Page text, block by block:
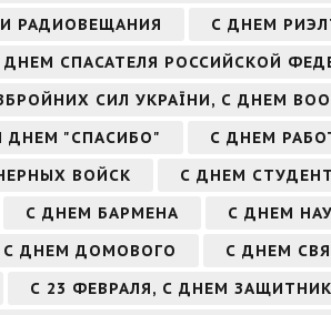
РАДИОВЕЩАНИЯ
С ДНЕМ
ДНЕМ СПАСАТЕЛЯ РОССИЙСКОЙ
СИЛ УКРАЇНИ, С ДНЕМ
ДНЕМ "СПАСИБО" С ДНЕМ
ВОЙСК С ДНЕМ
С ДНЕМ БАРМЕНА С ДНЕМ
С ДНЕМ ДОМОВОГО С ДНЕМ
С 23 ФЕВРАЛЯ, С ДНЕМ